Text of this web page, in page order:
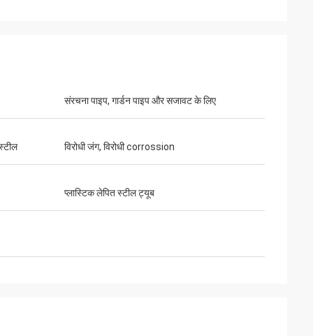
संरचना पाइप, गार्डन पाइप और सजावट के लिए
विरोधी जंग, विरोधी corrossion
प्लास्टिक लेपित स्टील ट्यूब